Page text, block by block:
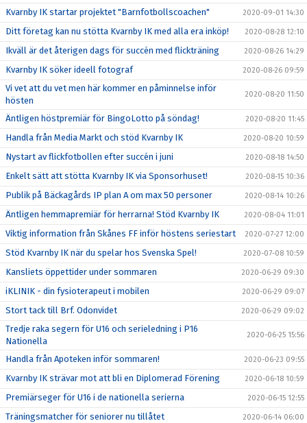
Kvarnby IK startar projektet "Barnfotbollscoachen" 2020-09-01 14:30
Ditt företag kan nu stötta Kvarnby IK med alla era inköp! 2020-08-28 12:10
Ikväll är det återigen dags för succén med flickträning 2020-08-26 14:29
Kvarnby IK söker ideell fotograf 2020-08-26 09:59
Vi vet att du vet men här kommer en påminnelse inför
hösten
2020-08-20 11:50
Äntligen höstpremiär för BingoLotto på söndag! 2020-08-20 11:45
Handla från Media Markt och stöd Kvarnby IK 2020-08-20 10:59
Nystart av flickfotbollen efter succén i juni 2020-08-18 14:50
Enkelt sätt att stötta Kvarnby IK via Sponsorhuset! 2020-08-15 10:36
Publik på Bäckagårds IP plan A om max 50 personer 2020-08-14 10:26
Äntligen hemmapremiär för herrarna! Stöd Kvarnby IK 2020-08-04 11:01
Viktig information från Skånes FF inför höstens seriestart 2020-07-27 12:00
Stöd Kvarnby IK när du spelar hos Svenska Spel! 2020-07-08 10:59
Kansliets öppettider under sommaren 2020-06-29 09:30
iKLINIK - din fysioterapeut i mobilen 2020-06-29 09:07
Stort tack till Brf. Odonvidet 2020-06-29 09:02
Tredje raka segern för U16 och serieledning i P16
Nationella
2020-06-25 15:56
Handla från Apoteken inför sommaren! 2020-06-23 09:55
Kvarnby IK strävar mot att bli en Diplomerad Förening 2020-06-18 10:59
Premiärseger för U16 i de nationella serierna 2020-06-15 12:55
Träningsmatcher för seniorer nu tillåtet 2020-06-14 06:00